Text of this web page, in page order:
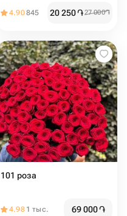
4.90845 20 250֏27 000֏
101 роза
4.98 1 тыс. 69 000֏